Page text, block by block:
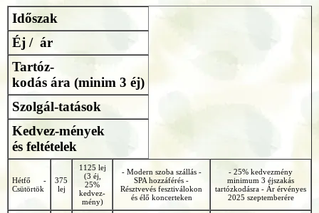
Időszak
Éj / ár
Tartóz-
kodás ára (minim 3 éj)
Szolgál-tatások
Kedvez-mények
és feltételek
Hétfő -
Csütörtök
375
lej
1125 lej
(3 éj,
25%
kedvez-
mény)
- Modern szoba szállás -
SPA hozzáférés -
Résztvevés fesztiválokon
és élő koncerteken
- 25% kedvezmény
minimum 3 éjszakás
tartózkodásra - Ár érvényes
2025 szeptemberére